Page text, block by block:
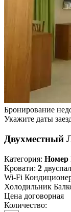
Бронирование
Укажите даты
Двухместный
Категория: Номер
Кровати: 2
Wi-Fi
Холодильник
Цена договорная
Количество: